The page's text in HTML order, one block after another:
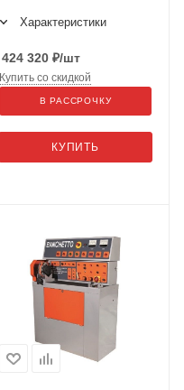
Характеристики
424 320 ₽/шт
КУПИТЬ
Купить со скидкой
В РАССРОЧКУ